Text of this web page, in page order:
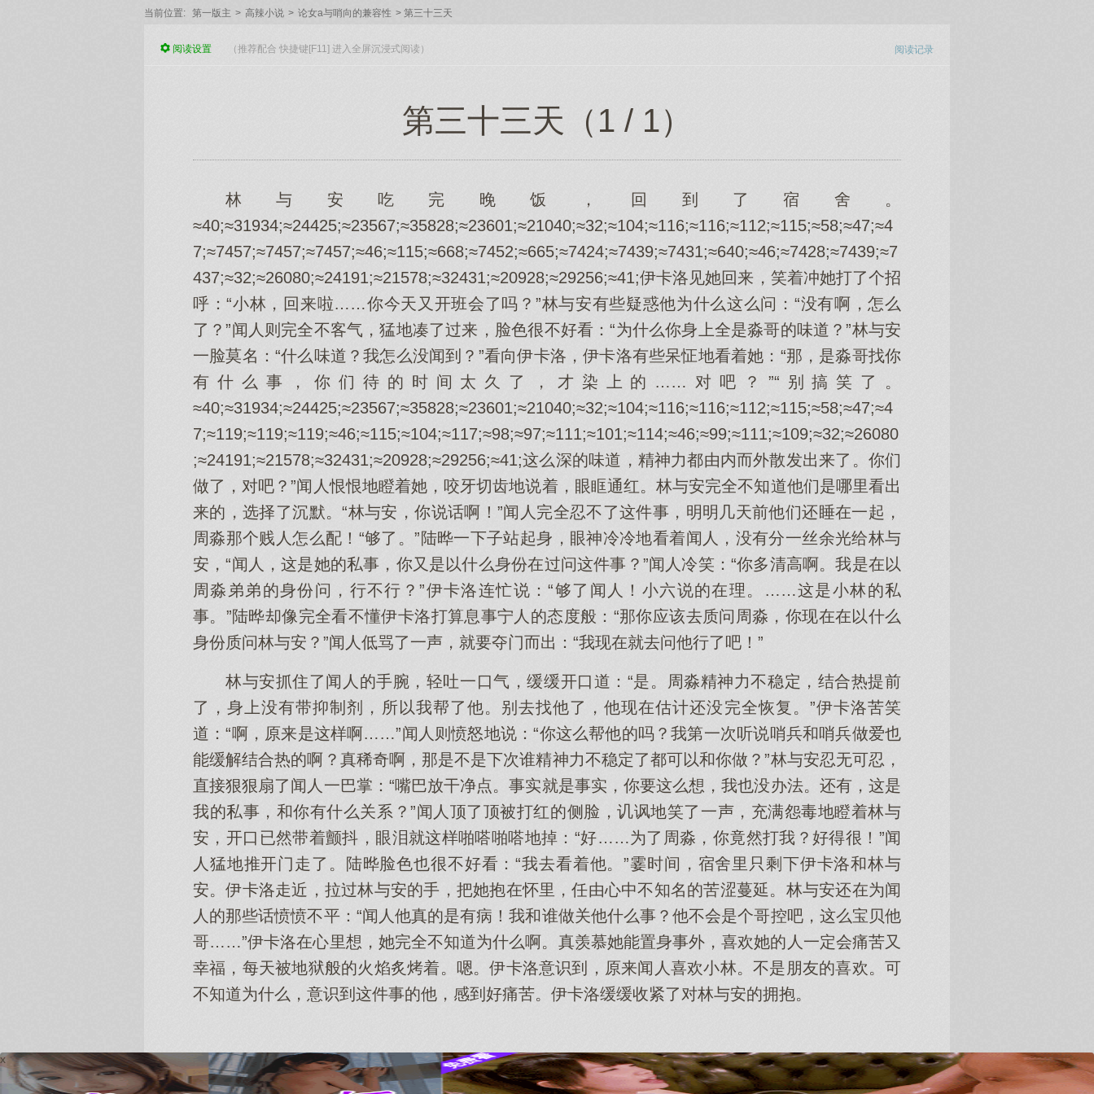
当前位置: 第一版主 > 高辣小说 > 论女a与哨向的兼容性 > 第三十三天
阅读记录
阅读设置 （推荐配合 快捷键[F11] 进入全屏沉浸式阅读）
第三十三天（1 / 1）
林与安吃完晚饭，回到了宿舍。
≈40;≈31934;≈24425;≈23567;≈35828;≈23601;≈21040;≈32;≈104;≈116;≈116;≈112;≈115;≈58;≈47;≈4
7;≈7457;≈7457;≈7457;≈46;≈115;≈668;≈7452;≈665;≈7424;≈7439;≈7431;≈640;≈46;≈7428;≈7439;≈7
437;≈32;≈26080;≈24191;≈21578;≈32431;≈20928;≈29256;≈41;伊卡洛见她回来，笑着冲她打了个招
呼：“小林，回来啦……你今天又开班会了吗？”林与安有些疑惑他为什么这么问：“没有啊，怎么
了？”闻人则完全不客气，猛地凑了过来，脸色很不好看：“为什么你身上全是淼哥的味道？”林与安
一脸莫名：“什么味道？我怎么没闻到？”看向伊卡洛，伊卡洛有些呆怔地看着她：“那，是淼哥找你
有什么事，你们待的时间太久了，才染上的……对吧？”“别搞笑了。
≈40;≈31934;≈24425;≈23567;≈35828;≈23601;≈21040;≈32;≈104;≈116;≈116;≈112;≈115;≈58;≈47;≈4
7;≈119;≈119;≈119;≈46;≈115;≈104;≈117;≈98;≈97;≈111;≈101;≈114;≈46;≈99;≈111;≈109;≈32;≈26080
;≈24191;≈21578;≈32431;≈20928;≈29256;≈41;这么深的味道，精神力都由内而外散发出来了。你们
做了，对吧？”闻人恨恨地瞪着她，咬牙切齿地说着，眼眶通红。林与安完全不知道他们是哪里看出
来的，选择了沉默。“林与安，你说话啊！”闻人完全忍不了这件事，明明几天前他们还睡在一起，
周淼那个贱人怎么配！“够了。”陆晔一下子站起身，眼神冷冷地看着闻人，没有分一丝余光给林与
安，“闻人，这是她的私事，你又是以什么身份在过问这件事？”闻人冷笑：“你多清高啊。我是在以
周淼弟弟的身份问，行不行？”伊卡洛连忙说：“够了闻人！小六说的在理。……这是小林的私
事。”陆晔却像完全看不懂伊卡洛打算息事宁人的态度般：“那你应该去质问周淼，你现在在以什么
身份质问林与安？”闻人低骂了一声，就要夺门而出：“我现在就去问他行了吧！”
林与安抓住了闻人的手腕，轻吐一口气，缓缓开口道：“是。周淼精神力不稳定，结合热提前
了，身上没有带抑制剂，所以我帮了他。别去找他了，他现在估计还没完全恢复。”伊卡洛苦笑
道：“啊，原来是这样啊……”闻人则愤怒地说：“你这么帮他的吗？我第一次听说哨兵和哨兵做爱也
能缓解结合热的啊？真稀奇啊，那是不是下次谁精神力不稳定了都可以和你做？”林与安忍无可忍，
直接狠狠扇了闻人一巴掌：“嘴巴放干净点。事实就是事实，你要这么想，我也没办法。还有，这是
我的私事，和你有什么关系？”闻人顶了顶被打红的侧脸，讥讽地笑了一声，充满怨毒地瞪着林与
安，开口已然带着颤抖，眼泪就这样啪嗒啪嗒地掉：“好……为了周淼，你竟然打我？好得很！”闻
人猛地推开门走了。陆晔脸色也很不好看：“我去看着他。”霎时间，宿舍里只剩下伊卡洛和林与
安。伊卡洛走近，拉过林与安的手，把她抱在怀里，任由心中不知名的苦涩蔓延。林与安还在为闻
人的那些话愤愤不平：“闻人他真的是有病！我和谁做关他什么事？他不会是个哥控吧，这么宝贝他
哥……”伊卡洛在心里想，她完全不知道为什么啊。真羡慕她能置身事外，喜欢她的人一定会痛苦又
幸福，每天被地狱般的火焰炙烤着。嗯。伊卡洛意识到，原来闻人喜欢小林。不是朋友的喜欢。可
不知道为什么，意识到这件事的他，感到好痛苦。伊卡洛缓缓收紧了对林与安的拥抱。
x